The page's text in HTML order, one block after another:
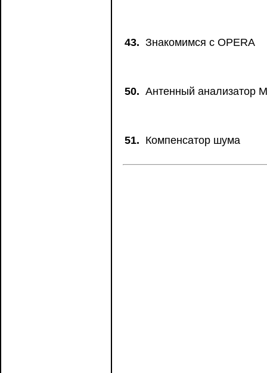
43. Знакомимся с OPERA
50. Антенный анализатор
51. Компенсатор шума